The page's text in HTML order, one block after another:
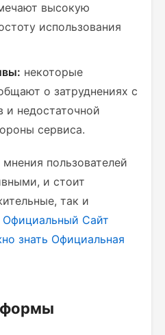
высокую
использования
некоторые
о затруднениях с
и недостаточной
сервиса.
пользователей
и стоит
так и
Официальный Сайт
знать Официальная